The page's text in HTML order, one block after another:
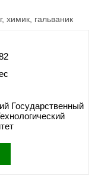
химик, гальваник
Государственный